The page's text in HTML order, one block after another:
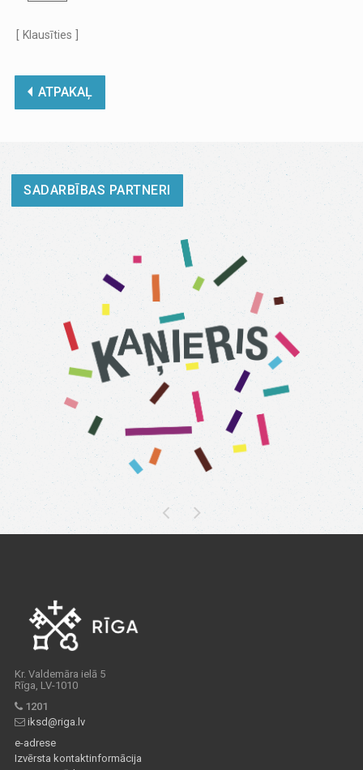
[ Klausīties ]
ATPAKAĻ
SADARBĪBAS PARTNERI
Kr. Valdemāra ielā 5
Rīga, LV-1010
1201
iksd@riga.lv
e-adrese
Izvērsta kontaktinformācija